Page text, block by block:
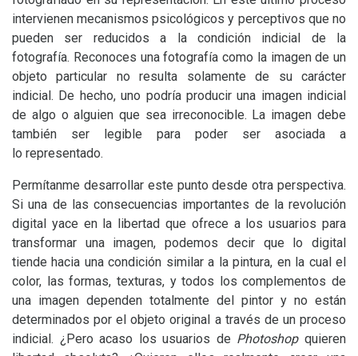
intervienen mecanismos psicológicos y perceptivos que no
pueden ser reducidos a la condición indicial de la
fotografía. Reconoces una fotografía como la imagen de un
objeto particular no resulta solamente de su carácter
indicial. De hecho, uno podría producir una imagen indicial
de algo o alguien que sea irreconocible. La imagen debe
también ser legible para poder ser asociada a
lo representado.
Permítanme desarrollar este punto desde otra perspectiva.
Si una de las consecuencias importantes de la revolución
digital yace en la libertad que ofrece a los usuarios para
transformar una imagen, podemos decir que lo digital
tiende hacia una condición similar a la pintura, en la cual el
color, las formas, texturas, y todos los complementos de
una imagen dependen totalmente del pintor y no están
determinados por el objeto original a través de un proceso
indicial. ¿Pero acaso los usuarios de Photoshopquieren